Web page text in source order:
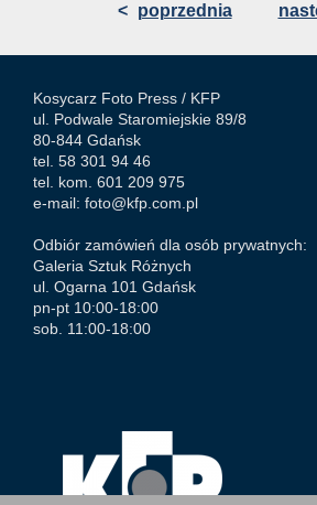
< poprzednia
Kosycarz Foto Press / KFP
ul. Podwale Staromiejskie 89/8
80-844 Gdańsk
tel. 58 301 94 46
tel. kom. 601 209 975
e-mail: foto@kfp.com.pl
Odbiór zamówień dla osób prywatnych:
Galeria Sztuk Różnych
ul. Ogarna 101 Gdańsk
pn-pt 10:00-18:00
sob. 11:00-18:00